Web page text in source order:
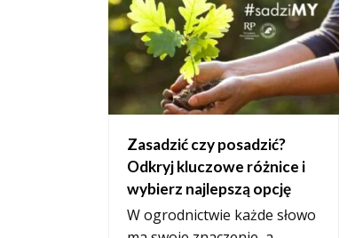
Zasadzić czy posadzić?
Odkryj kluczowe różnice i
wybierz najlepszą opcję
W ogrodnictwie każde słowo